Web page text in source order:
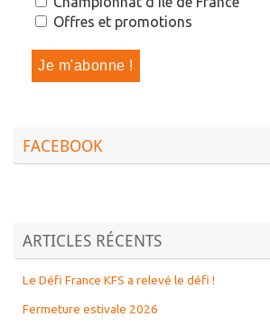
Offres et promotions
FACEBOOK
ARTICLES RÉCENTS
Le Défi France KFS a relevé le défi !
Fermeture estivale 2026